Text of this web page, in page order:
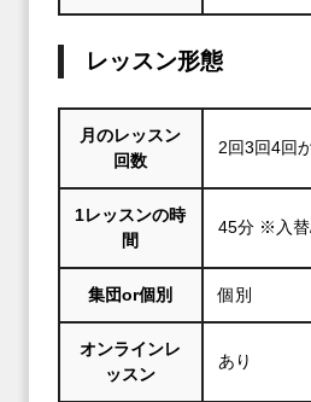
レッスン形態
月のレッスン
回数
2回3回4回
1レッスンの時
間
45分 ※入替
集団or個別 個別
オンラインレ
ッスン
あり